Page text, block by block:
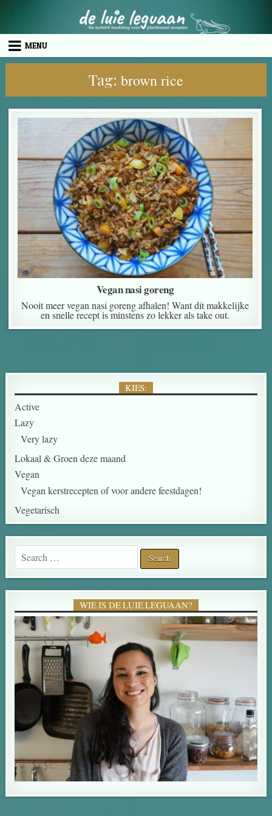
MENU
Tag: brown rice
Vegan nasi goreng
Nooit meer vegan nasi goreng afhalen! Want dit makkelijke
en snelle recept is minstens zo lekker als take out.
KIES:
Active
Lazy
Very lazy
Lokaal & Groen deze maand
Vegan
Vegan kerstrecepten of voor andere feestdagen!
Vegetarisch
Search for:
WIE IS DE LUIE LEGUAAN?